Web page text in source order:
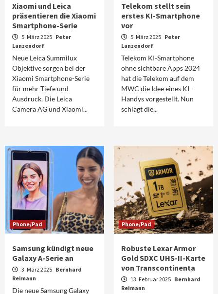
Xiaomi und Leica
präsentieren die Xiaomi
Smartphone-Serie
5. März 2025 Peter
Lanzendorf
Neue Leica Summilux
Objektive sorgen bei der
Xiaomi Smartphone-Serie
für mehr Tiefe und
Ausdruck. Die Leica
Camera AG und Xiaomi...
Telekom stellt sein
erstes KI-Smartphone
vor
5. März 2025 Peter
Lanzendorf
Telekom KI-Smartphone
ohne sichtbare Apps 2024
hat die Telekom auf dem
MWC die Idee eines KI-
Handys vorgestellt. Nun
schlägt die...
Phone/Pad
Samsung kündigt neue
Galaxy A-Serie an
3. März 2025 Bernhard
Reimann
Die neue Samsung Galaxy
Phone/Pad
Robuste Lexar Armor
Gold SDXC UHS-II-Karte
von Transcontinenta
13. Februar 2025 Bernhard
Reimann